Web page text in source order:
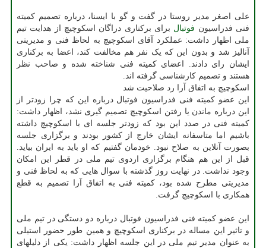
علی اصغر مدیر روستا در گفت و گو با ایسنا، درباره تصمیم کمیته
فنی فدراسیون فوتبال برای برکناری دراگان اسکوچیچ از هدایت تیم
ملی اظهار داشت: عملکرد آقای اسکوچیچ به لحاظ فنی و مدیریتی
آنالیز شد و بدون این که یک نفر هم مخالفت کند، اعضا به برکناری
ایشان رای دادند. اعضای کمیته فنی شناخته شده و صاحب نظر
هستند و تصمیم کارشناسی گرفته اند.
اسکوچیچ به اتفاق آرا رد صلاحیت شد
این عضو کمیته فنی فدراسیون فوتبال درباره این که چرا زودتر از
این درباره ماندن یا رفتن اسکوچیچ تصمیم گیری نشد، اظهار داشت:
کمیته فنی در صدد این بود که زودتر جلسه ای با اسکوچیچ داشته
باشیم اما متاسفانه ایشان خارج از کشور بودند و برگزاری جلسه
بصورت آنلاین به صلاح نبود. خودمان گفتیم که او باید به ایران بیاید.
قبل از این هم هنگام برگزاری اردوی تیم ملی در قطر این امکان
وجود نداشت. در نهایت روز گذشته با سوال هایی که به لحاظ فنی و
مدیریتی مطرح شده بود، کمیته فنی به اتفاق آرا تصمیم به قطع
همکاری با اسکوچیچ گرفت.
این عضو کمیته فنی فدراسیون فوتبال درباره دو دستگی در تیم ملی
و تاثیر این مساله در برکناری اسکوچیچ و همین طور حضور استیلی
به عنوان مدیر تیم ملی در این جلسه اظهار داشت: یکی از دلیلهای